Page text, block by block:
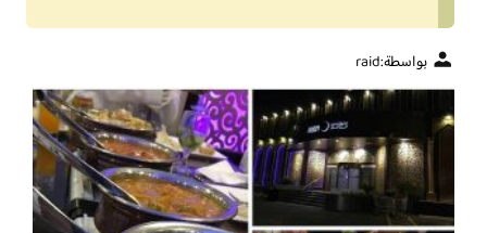
بواسطة:raid